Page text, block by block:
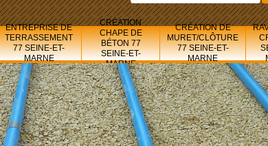
ENTREPRISE DE
TERRASSEMENT
77 SEINE-ET-
MARNE
CRÉATION
CHAPE DE
BÉTON 77
SEINE-ET-
MARNE
CRÉATION DE
MURET/CLÔTURE
77 SEINE-ET-
MARNE